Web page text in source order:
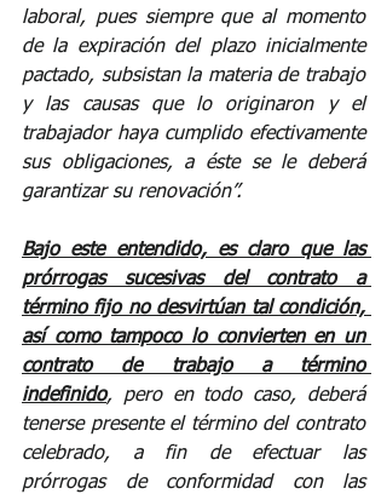
laboral, pues siempre que al momento
de la expiración del plazo inicialmente
pactado, subsistan la materia de trabajo
y las causas que lo originaron y el
trabajador haya cumplido efectivamente
sus obligaciones, a éste se le deberá
garantizar su renovación”.
Bajo este entendido, es claro que las
prórrogas sucesivas del contrato a
término fijo no desvirtúan tal condición,
así como tampoco lo convierten en un
contrato de trabajo a término
indefinido, pero en todo caso, deberá
tenerse presente el término del contrato
celebrado, a fin de efectuar las
prórrogas de conformidad con las